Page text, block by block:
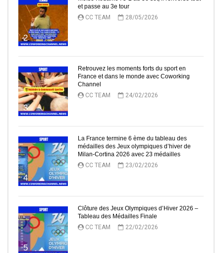
2
et passe au 3e tour
CC TEAM
28/05/2026
3
Retrouvez les moments forts du sport en
France et dans le monde avec Coworking
Channel
CC TEAM
24/02/2026
4
La France termine 6 ème du tableau des
médailles des Jeux olympiques d’hiver de
Milan-Cortina 2026 avec 23 médailles
CC TEAM
23/02/2026
5
Clôture des Jeux Olympiques d’Hiver 2026 –
Tableau des Médailles Finale
CC TEAM
22/02/2026